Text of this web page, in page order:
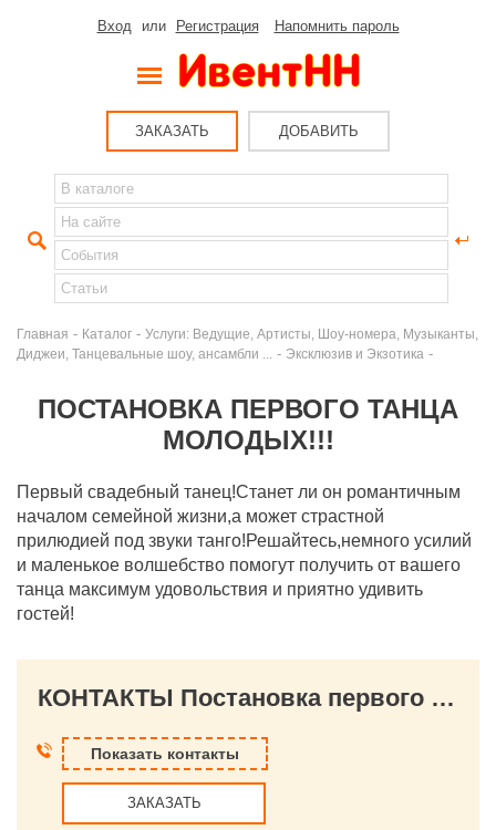
Вход или Регистрация Напомнить пароль
ЗАКАЗАТЬ ДОБАВИТЬ
Главная - Каталог - Услуги: Ведущие, Артисты, Шоу-номера, Музыканты,
Диджеи, Танцевальные шоу, ансамбли ...
- Эксклюзив и Экзотика -
ПОСТАНОВКА ПЕРВОГО ТАНЦА
МОЛОДЫХ!!!
Первый свадебный танец!Станет ли он романтичным
началом семейной жизни,а может страстной
прилюдией под звуки танго!Решайтесь,немного усилий
и маленькое волшебство помогут получить от вашего
танца максимум удовольствия и приятно удивить
гостей!
КОНТАКТЫ Постановка первого танца молодых!!!
Показать контакты
ЗАКАЗАТЬ